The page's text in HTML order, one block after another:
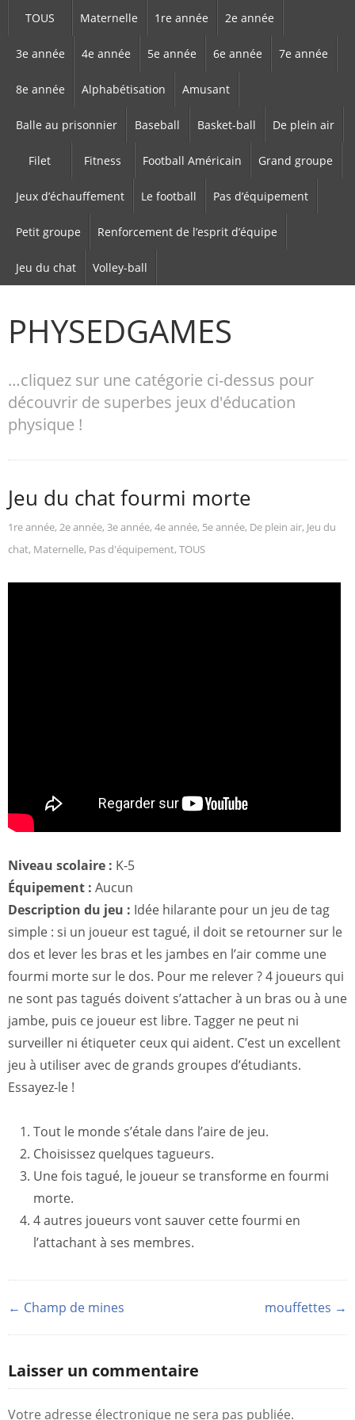
TOUS Maternelle 1re année 2e année
3e année 4e année 5e année 6e année 7e année
8e année Alphabétisation Amusant
Balle au prisonnier Baseball Basket-ball De plein air
Filet Fitness Football Américain Grand groupe
Jeux d’échauffement Le football Pas d’équipement
Petit groupe Renforcement de l’esprit d’équipe
Jeu du chat Volley-ball
PHYSEDGAMES
…cliquez sur une catégorie ci-dessus pour
découvrir de superbes jeux d'éducation
physique !
Jeu du chat fourmi morte
1re année, 2e année, 3e année, 4e année, 5e année, De plein air, Jeu du
chat, Maternelle, Pas d'équipement, TOUS
Niveau scolaire : K-5
Équipement : Aucun
Description du jeu : Idée hilarante pour un jeu de tag
simple : si un joueur est tagué, il doit se retourner sur le
dos et lever les bras et les jambes en l’air comme une
fourmi morte sur le dos. Pour me relever ? 4 joueurs qui
ne sont pas tagués doivent s’attacher à un bras ou à une
jambe, puis ce joueur est libre. Tagger ne peut ni
surveiller ni étiqueter ceux qui aident. C’est un excellent
jeu à utiliser avec de grands groupes d’étudiants.
Essayez-le !
Tout le monde s’étale dans l’aire de jeu.
Choisissez quelques tagueurs.
Une fois tagué, le joueur se transforme en fourmi
morte.
4 autres joueurs vont sauver cette fourmi en
l’attachant à ses membres.
← Champ de mines mouffettes →
Laisser un commentaire
Votre adresse électronique ne sera pas publiée.